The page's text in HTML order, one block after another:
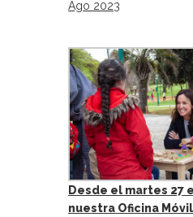
Ago 2023
Desde el martes 27
nuestra Oficina